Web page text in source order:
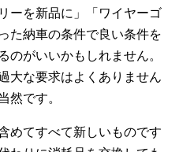
ーを新品に」「ワイヤーゴ
た納車の条件で良い条件を
のがいいかもしれません。
大な要求はよくありません
然です。
めてすべて新しいものです